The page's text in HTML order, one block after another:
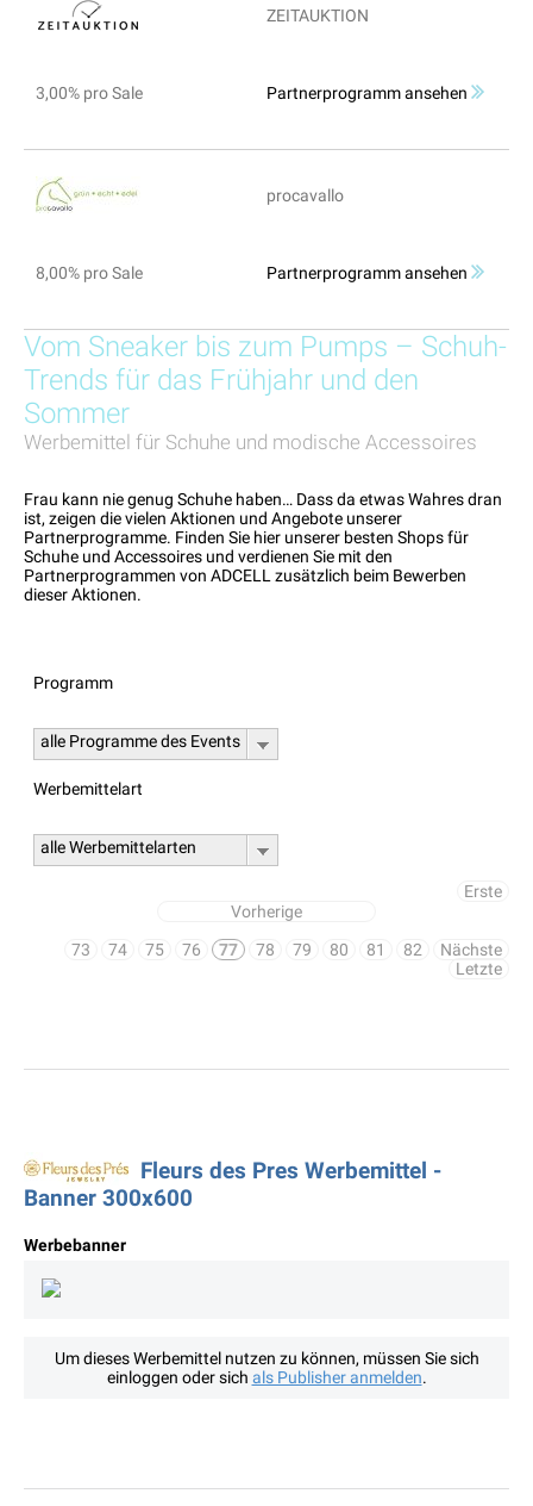
ZEITAUKTION
3,00% pro Sale Partnerprogramm ansehen
procavallo
8,00% pro Sale Partnerprogramm ansehen
Vom Sneaker bis zum Pumps – Schuh-
Trends für das Frühjahr und den
Sommer
Werbemittel für Schuhe und modische Accessoires
Frau kann nie genug Schuhe haben… Dass da etwas Wahres dran
ist, zeigen die vielen Aktionen und Angebote unserer
Partnerprogramme. Finden Sie hier unserer besten Shops für
Schuhe und Accessoires und verdienen Sie mit den
Partnerprogrammen von ADCELL zusätzlich beim Bewerben
dieser Aktionen.
Programm
alle Programme des Events
Werbemittelart
alle Werbemittelarten
Erste
Vorherige
73
74 75 76 77 78 79 80 81 82
Nächste
Letzte
Fleurs des Pres Werbemittel -
Banner 300x600
Werbebanner
Um dieses Werbemittel nutzen zu können, müssen Sie sich
einloggen oder sich als Publisher anmelden.